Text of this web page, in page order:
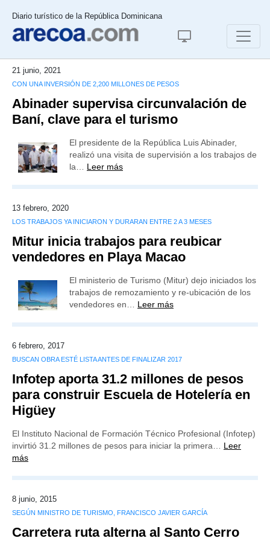
Diario turístico de la República Dominicana
21 junio, 2021
CON UNA INVERSIÓN DE 2,200 MILLONES DE PESOS
Abinader supervisa circunvalación de
Baní, clave para el turismo
El presidente de la República Luis Abinader,
realizó una visita de supervisión a los trabajos de
la… Leer más
13 febrero, 2020
LOS TRABAJOS YA INICIARON Y DURARAN ENTRE 2 A 3 MESES
Mitur inicia trabajos para reubicar
vendedores en Playa Macao
El ministerio de Turismo (Mitur) dejo iniciados los
trabajos de remozamiento y re-ubicación de los
vendedores en… Leer más
6 febrero, 2017
BUSCAN OBRA ESTÉ LISTA ANTES DE FINALIZAR 2017
Infotep aporta 31.2 millones de pesos
para construir Escuela de Hotelería en
Higüey
El Instituto Nacional de Formación Técnico Profesional (Infotep)
invirtió 31.2 millones de pesos para iniciar la primera… Leer
más
8 junio, 2015
SEGÚN MINISTRO DE TURISMO, FRANCISCO JAVIER GARCÍA
Carretera ruta alterna al Santo Cerro